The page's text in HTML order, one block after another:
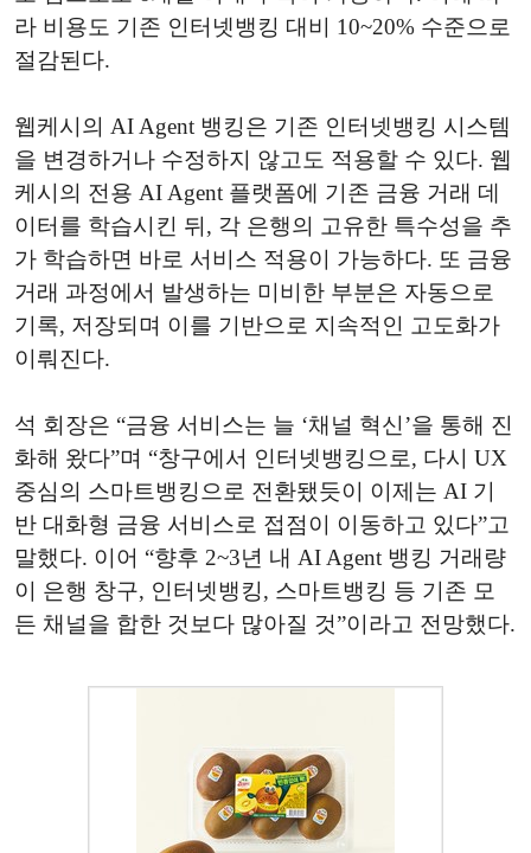
라 비용도 기존 인터넷뱅킹 대비 10~20% 수준으로
절감된다.
웹케시의 AI Agent 뱅킹은 기존 인터넷뱅킹 시스템
을 변경하거나 수정하지 않고도 적용할 수 있다. 웹
케시의 전용 AI Agent 플랫폼에 기존 금융 거래 데
이터를 학습시킨 뒤, 각 은행의 고유한 특수성을 추
가 학습하면 바로 서비스 적용이 가능하다. 또 금융
거래 과정에서 발생하는 미비한 부분은 자동으로
기록, 저장되며 이를 기반으로 지속적인 고도화가
이뤄진다.
석 회장은 “금융 서비스는 늘 ‘채널 혁신’을 통해 진
화해 왔다”며 “창구에서 인터넷뱅킹으로, 다시 UX
중심의 스마트뱅킹으로 전환됐듯이 이제는 AI 기
반 대화형 금융 서비스로 접점이 이동하고 있다”고
말했다. 이어 “향후 2~3년 내 AI Agent 뱅킹 거래량
이 은행 창구, 인터넷뱅킹, 스마트뱅킹 등 기존 모
든 채널을 합한 것보다 많아질 것”이라고 전망했다.